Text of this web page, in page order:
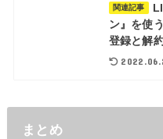
関連記事
ン』を使
登録と解
まとめ